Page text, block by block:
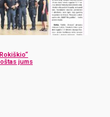
jums